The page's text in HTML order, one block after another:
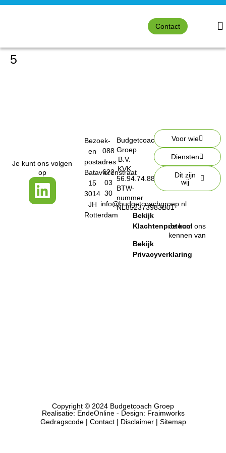
Contact
5
Je kunt ons volgen
op
Bezoek-
en
postadres
Batavierenstraat
15
3014
JH
Rotterdam
088
–
622
03
30
info@budgetcoachgroep.nl
Budgetcoach
Groep
B.V.
KVK
56.94.74.88
BTW-
nummer
NL852373983B01
Bekijk
Privacyverklaring
Bekijk
Klachtenprotocol
Voor wie
Diensten
Dit zijn
wij
Je kunt ons
kennen van
Copyright © 2024 Budgetcoach Groep
Realisatie: EndeOnline- Design: Fraimworks
Gedragscode| Contact| Disclaimer | Sitemap